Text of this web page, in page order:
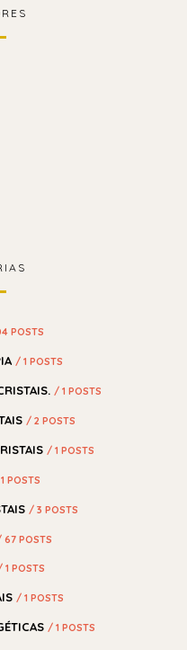
POSTS
/ 1 POSTS
/ 1 POSTS
/ 2 POSTS
/ 1 POSTS
POSTS
/ 3 POSTS
67 POSTS
1 POSTS
/ 1 POSTS
/ 1 POSTS